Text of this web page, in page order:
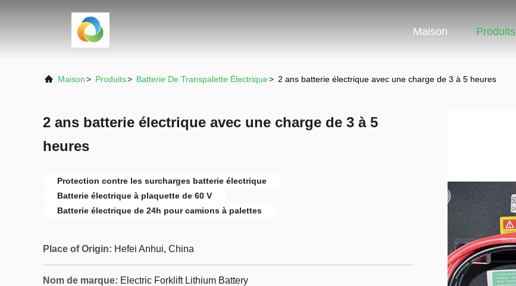
Maison Produits
Maison> Produits> Batterie De Transpalette Électrique> 2 ans batterie électrique avec une charge de 3 à 5 heures
2 ans batterie électrique avec une charge de 3 à 5
heures
Protection contre les surcharges batterie électrique
Batterie électrique à plaquette de 60 V
Batterie électrique de 24h pour camions à palettes
Place of Origin: Hefei Anhui, China
Nom de marque: Electric Forklift Lithium Battery